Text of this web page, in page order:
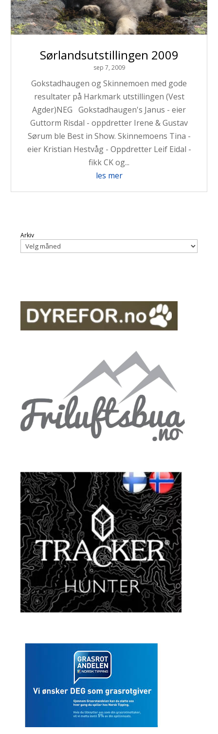
Sørlandsutstillingen 2009
sep 7, 2009
Gokstadhaugen og Skinnemoen med gode
resultater på Harkmark utstillingen (Vest
Agder)NEG Gokstadhaugen's Janus - eier
Guttorm Risdal - oppdretter Irene & Gustav
Sørum ble Best in Show. Skinnemoens Tina -
eier Kristian Hestvåg - Oppdretter Leif Eidal -
fikk CK og...
les mer
Arkiv